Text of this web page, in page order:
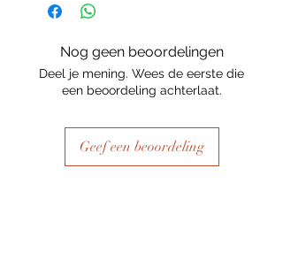
Nog geen beoordelingen
Deel je mening. Wees de eerste die
een beoordeling achterlaat.
Geef een beoordeling